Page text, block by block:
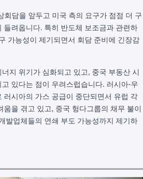
회담을 앞두고 미국 측의 요구가 점점 더 구
들려옵니다. 특히 반도체 보조금과 관련하
가능성이 제기되면서 회담 준비에 긴장감
지 위기가 심화되고 있고, 중국 부동산 시
있다는 점이 우려스럽습니다. 러시아-우
러시아의 가스 공급이 중단되면서 유럽 각
움을 겪고 있고, 중국 헝다그룹의 채무 불이
발업체들의 연쇄 부도 가능성까지 제기하